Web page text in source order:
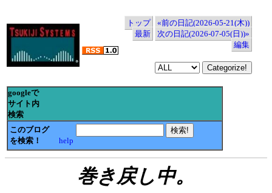
トップ
«前の日記(2026-05-21(木))
最新
次の日記(2026-07-05(日))»
編集
googleで
サイト内
検索
このブログ
を検索！
help
巻き戻し中。